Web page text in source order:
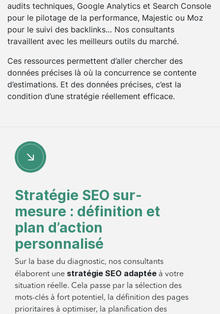
audits techniques, Google Analytics et Search Console
pour le pilotage de la performance, Majestic ou Moz
pour le suivi des backlinks… Nos consultants
travaillent avec les meilleurs outils du marché.
Ces ressources permettent d’aller chercher des
données précises là où la concurrence se contente
d’estimations. Et des données précises, c’est la
condition d’une stratégie réellement efficace.
Stratégie SEO sur-
mesure : définition et
plan d’action
personnalisé
Sur la base du diagnostic, nos consultants
élaborent une stratégie SEO adaptée à votre
situation réelle. Cela passe par la sélection des
mots-clés à fort potentiel, la définition des pages
prioritaires à optimiser, la planification des